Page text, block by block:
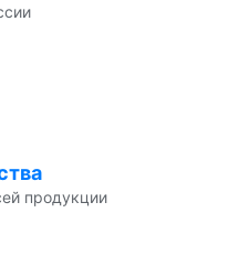
продукции